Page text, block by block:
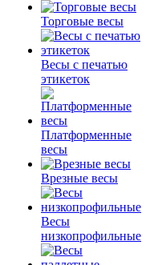
Торговые весы
Весы с печатью
этикеток
Платформенные
весы
Врезные весы
Весы
низкопрофильные